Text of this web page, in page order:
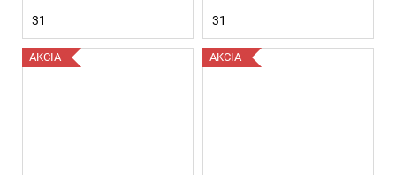
31 31
AKCIA AKCIA